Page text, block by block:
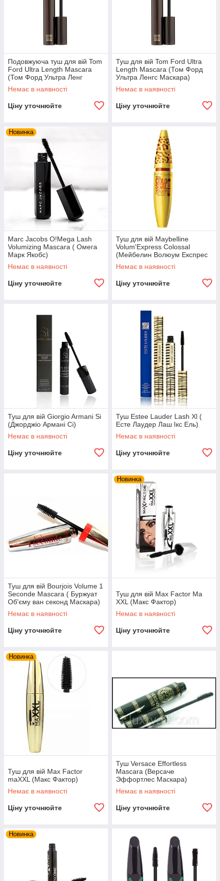
Подовжуюча туш для вій Tom
Ford Ultra Length Mascara
(Том Форд Ультра Ленг
Маскара)
Немає в наявності
Ціну уточнюйте
Туш для вій Tom Ford Ultra
Length Mascara (Том Форд
Ультра Ленгс Маскара)
Немає в наявності
Ціну уточнюйте
Новинка
Marc Jacobs O!Mega Lash
Volumizing Mascara ( Омега
Марк Якобс)
Немає в наявності
Ціну уточнюйте
Туш для вій Maybelline
Volum'Express Colossal
(Мейбелин Волюум Експрес
Колосал)
Немає в наявності
Ціну уточнюйте
Туш для вій Giorgio Armani Si
(Джорджіо Армані Сі)
Немає в наявності
Ціну уточнюйте
Туш Estee Lauder Lash Xl (
Есте Лаудер Лаш Ікс Ель)
Немає в наявності
Ціну уточнюйте
Туш для вій Bourjois Volume 1
Seconde Mascara ( Буржуат
Об'єму ван секонд Маскара)
Немає в наявності
Ціну уточнюйте
Новинка
Туш для вій Max Factor Ma
XXL (Макс Фактор)
Немає в наявності
Ціну уточнюйте
Новинка
Туш для вій Max Factor
maXXL (Макс Фактор)
Немає в наявності
Ціну уточнюйте
Туш Versace Effortless
Mascara (Версаче
Эффортлес Маскара)
Немає в наявності
Ціну уточнюйте
Новинка